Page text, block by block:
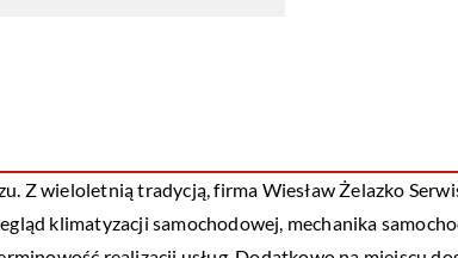
Z wieloletnią tradycją, firma Wiesław Żelazko
klimatyzacji samochodowej, mechanika